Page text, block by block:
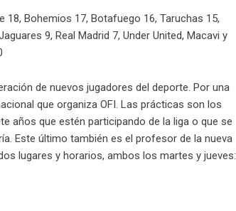
18, Bohemios 17, Botafuego 16, Taruchas 15,
9, Real Madrid 7, Under United, Macavi y
de nuevos jugadores del deporte. Por una
que organiza OFI. Las prácticas son los
años que estén participando de la liga o que se
Este último también es el profesor de la nueva
lugares y horarios, ambos los martes y jueves: